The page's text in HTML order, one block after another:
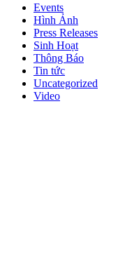
Events
Hình Ảnh
Press Releases
Sinh Hoạt
Thông Báo
Tin tức
Uncategorized
Video